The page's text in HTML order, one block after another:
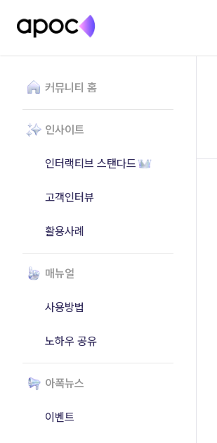
커뮤니티 홈
인사이트
인터랙티브 스탠다드
고객인터뷰
활용사례
매뉴얼
사용방법
노하우 공유
아폭뉴스
이벤트